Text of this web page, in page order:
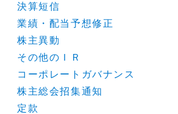
決算短信
業績・配当予想修正
株主異動
その他のＩＲ
コーポレートガバナンス
株主総会招集通知
定款